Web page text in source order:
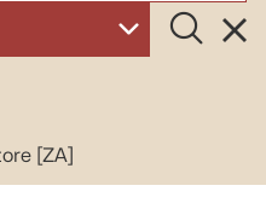
Cerca
[ZA]